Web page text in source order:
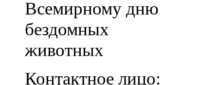
Всемирному дню
бездомных
животных
Контактное лицо: